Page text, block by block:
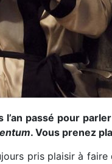
passé pour
. Vous prenez
pris plaisir à faire